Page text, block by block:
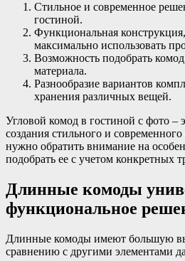
Стильное и современное
гостиной.
Функциональная конструкция,
максимально использовать
Возможность подобрать
материала.
Разнообразие вариантов
хранения различных вещей.
Угловой комод в гостиной с фото –
создания стильного и
нужно обратить внимание на
подобрать ее с учетом конкретных
Длинные комоды
функциональное
Длинные комоды имеют большую
сравнению с другими элементами